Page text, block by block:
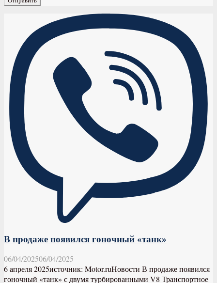
В продаже появился гоночный «танк»
06/04/202506/04/2025
6 апреля 2025источник: Motor.ruНовости В продаже появился
гоночный «танк» с двумя турбированными V8 Транспортное